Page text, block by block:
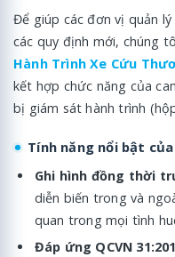
Để giúp các đơn vị quản
các quy định mới, chúng
Hành Trình Xe Cứu
kết hợp chức năng của
bị giám sát hành trình
Tính năng nổi bật của
Ghi hình đồng thời
diễn biến trong và
quan trong mọi tình
Đáp ứng QCVN